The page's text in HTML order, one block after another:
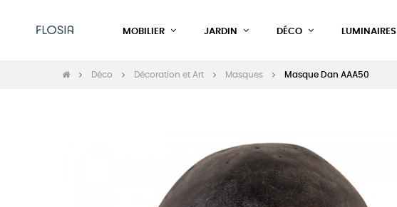
MOBILIER JARDIN DÉCO LUMINAIRES
Déco Décoration et Art Masques Masque Dan AAA50